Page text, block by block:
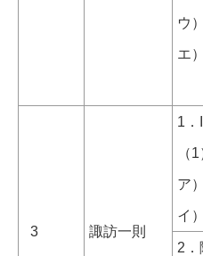
ウ
エ
3 諏訪一則
1．
（
ア
イ
2．